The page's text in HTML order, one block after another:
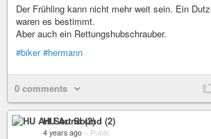
Der Frühling kann nicht mehr weit sein. Ein
waren es bestimmt.
Aber auch ein Rettungshubschrauber.
#biker #hermann
0 comments
HU Art Sound (2)
4 years ago – Public